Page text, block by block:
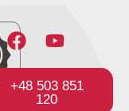
+48 503 851
120